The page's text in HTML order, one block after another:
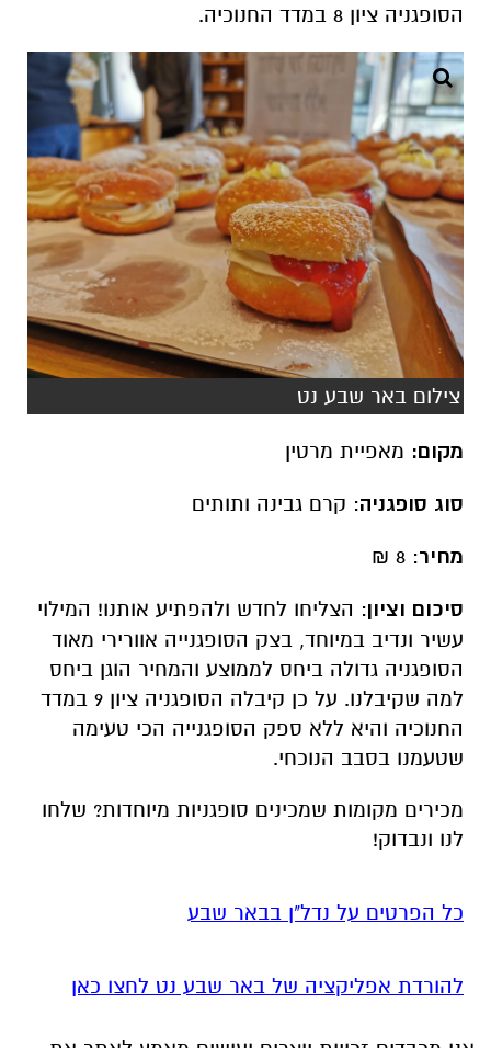
הסופגניה ציון 8 במדד החנוכיה.
צילום באר שבע נט
מקום: מאפיית מרטין
סוג סופגניה: קרם גבינה ותותים
מחיר: 8 ₪
סיכום וציון: הצליחו לחדש ולהפתיע אותנו! המילוי
עשיר ונדיב במיוחד, בצק הסופגנייה אוורירי מאוד
הסופגניה גדולה ביחס לממוצע והמחיר הוגן ביחס
למה שקיבלנו. על כן קיבלה הסופגניה ציון 9 במדד
החנוכיה והיא ללא ספק הסופגנייה הכי טעימה
שטעמנו בסבב הנוכחי.
מכירים מקומות שמכינים סופגניות מיוחדות? שלחו
לנו ונבדוק!
כל הפרטים על נדל"ן בבאר שבע
להורדת אפליקציה של באר שבע נט לחצו כאן